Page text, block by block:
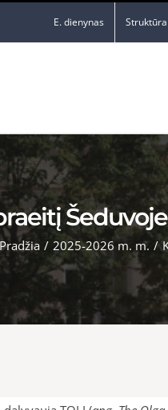
E. dienynas
Pradžia / 2025-2026 m. m. /